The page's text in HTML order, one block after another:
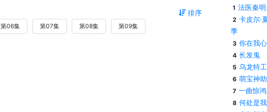
排序
第06集 第07集 第08集 第09集
1 法医秦
2 卡皮尔·
季
3 你在我
4 长发鬼
5 乌龙特工
6 萌宝神
7 一曲惊鸿
8 何处是